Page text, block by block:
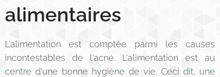
alimentaires
L'alimentation est comptée parmi les causes
incontestables de l'acné. L'alimentation est au
centre d'une bonne hygiène de vie. Ceci dit, une